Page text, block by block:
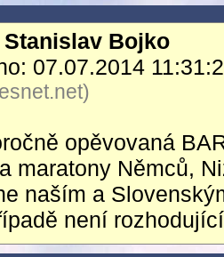
Stanislav Bojko
07.07.2014
opěvovaná
maratony Němců,
naším a
není